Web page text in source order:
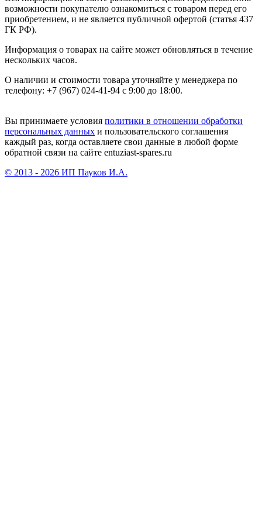
возможности покупателю ознакомиться с товаром перед его
приобретением, и не является публичной офертой (статья 437
ГК РФ).
Информация о товарах на сайте может обновляться в течение
нескольких часов.
О наличии и стоимости товара уточняйте у менеджера по
телефону: +7 (967) 024-41-94 с 9:00 до 18:00.
Вы принимаете условия политики в отношении обработки
персональных данных и пользовательского соглашения
каждый раз, когда оставляете свои данные в любой форме
обратной связи на сайте entuziast-spares.ru
© 2013 - 2026 ИП Пауков И.А.